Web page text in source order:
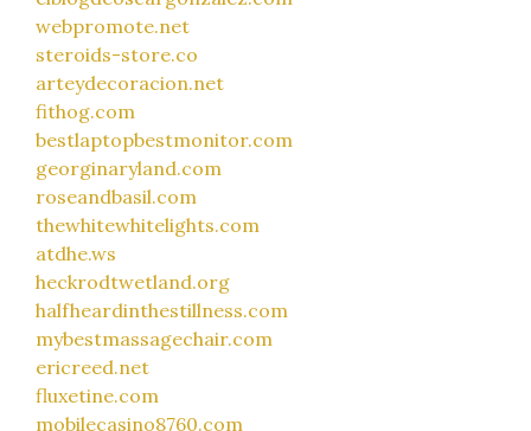
webpromote.net
steroids-store.co
arteydecoracion.net
fithog.com
bestlaptopbestmonitor.com
georginaryland.com
roseandbasil.com
thewhitewhitelights.com
atdhe.ws
heckrodtwetland.org
halfheardinthestillness.com
mybestmassagechair.com
ericreed.net
fluxetine.com
mobilecasino8760.com